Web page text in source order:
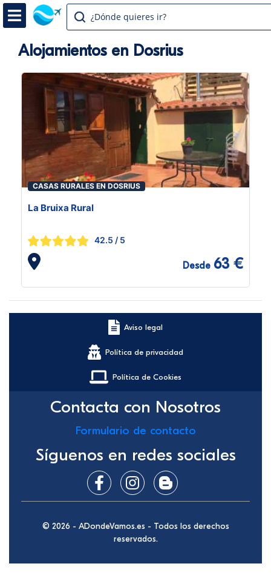
¿Dónde quieres ir?
Alojamientos en Dosrius
CASAS RURALES EN DOSRIUS
La Bruixa Rural
42.5 / 5
Desde 63 €
Aviso legal
Política de privacidad
Política de Cookies
Contacta con Nosotros
Formulario de contacto
Síguenos en redes sociales
© 2026 - ADondeVamos.es - Todos los derechos
reservados.